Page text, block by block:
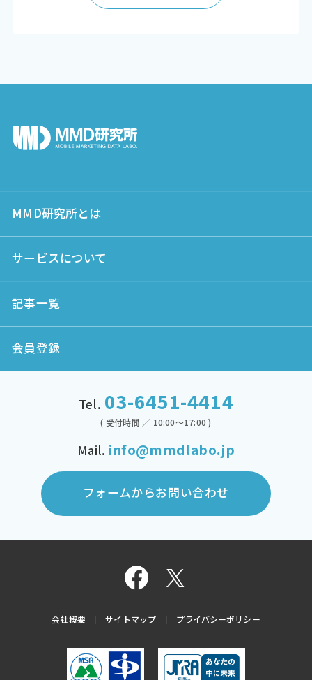
MMD研究所とは
サービスについて
記事一覧
会員登録
Tel. 03-6451-4414
( 受付時間 ／ 10:00～17:00 )
Mail. info@mmdlabo.jp
フォームからお問い合わせ
会社概要 サイトマップ プライバシーポリシー